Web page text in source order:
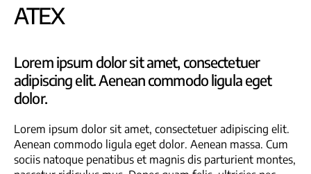
ATEX
Lorem ipsum dolor sit amet, consectetuer
adipiscing elit. Aenean commodo ligula eget
dolor.
Lorem ipsum dolor sit amet, consectetuer adipiscing elit.
Aenean commodo ligula eget dolor. Aenean massa. Cum
sociis natoque penatibus et magnis dis parturient montes,